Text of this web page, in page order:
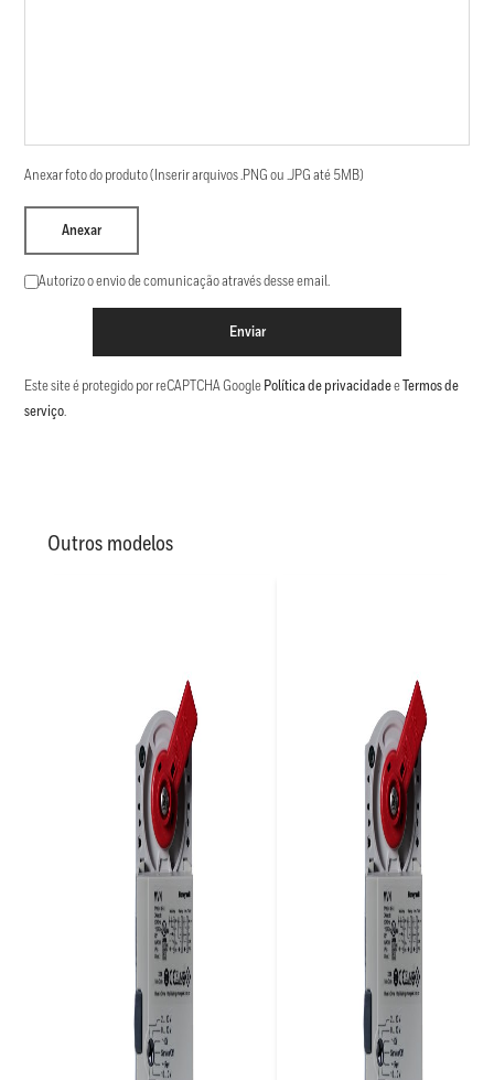
Anexar foto do produto (Inserir arquivos .PNG ou .JPG até 5MB)
Anexar
Autorizo o envio de comunicação através desse email.
Enviar
Este site é protegido por reCAPTCHA Google Política de privacidadee Termos de
serviço.
Outros modelos